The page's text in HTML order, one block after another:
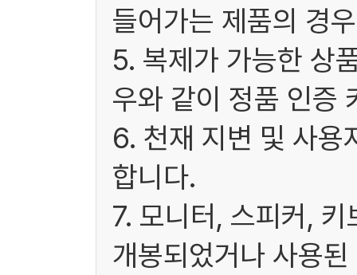
들어가는 제품의 경
5. 복제가 가능한 상
우와 같이 정품 인증
6. 천재 지변 및 사용
합니다.
7. 모니터, 스피커,
개봉되었거나 사용